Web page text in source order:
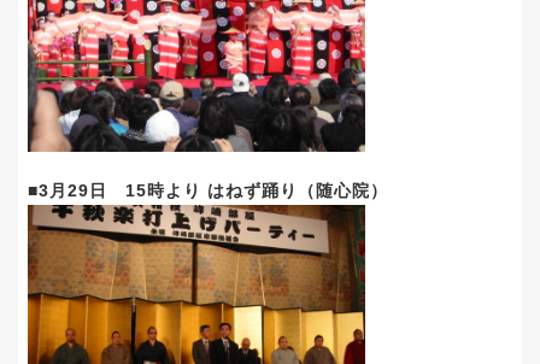
■3月29日 15時より はねず踊り（随心院）